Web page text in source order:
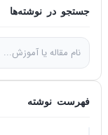
جستجو در نوشته‌ها
فهرست نوشته